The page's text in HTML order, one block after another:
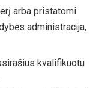
arba pristatomi
administracija,
kvalifikuotu